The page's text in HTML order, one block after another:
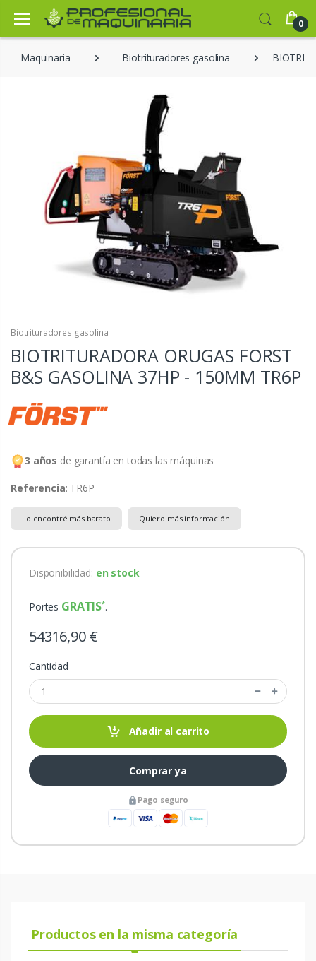
0
Maquinaria Biotrituradores gasolina
Biotrituradores gasolina
BIOTRITURADORA ORUGAS FORST
B&S GASOLINA 37HP - 150MM TR6P
3 años de garantía en todas las máquinas
Referencia: TR6P
Lo encontré más barato Quiero más información
Disponibilidad: en stock
Portes GRATIS .
54316,90 €
Cantidad
Añadir al carrito
Comprar ya
Pago seguro
Productos en la misma categoría